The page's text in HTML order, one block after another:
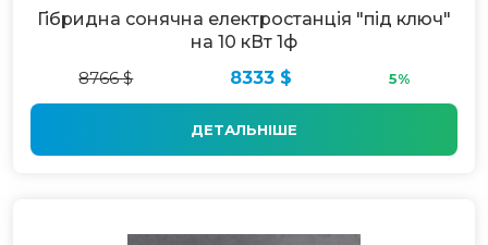
Гібридна сонячна електростанція "під ключ"
на 10 кВт 1ф
8766 $
8333 $ 5%
ДЕТАЛЬНІШЕ